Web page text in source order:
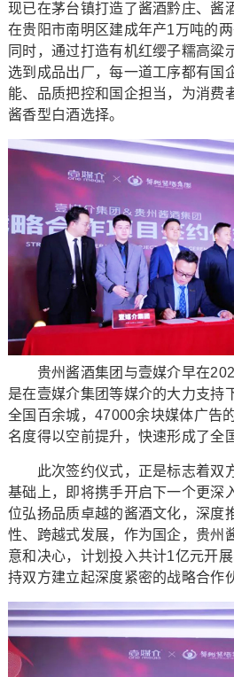
现已在茅台镇打造了酱酒黔庄、酱
在贵阳市南明区建成年产1万吨的
同时，通过打造有机红缨子糯高粱
选到成品出厂，每一道工序都有国
能、品质把控和国企担当，为消费
酱香型白酒选择。
贵州酱酒集团与壹媒介早在
是在壹媒介集团等媒介的大力支持
全国百余城，47000余块媒体广告
名度得以空前提升，快速形成了全
此次签约仪式，正是标志着双
基础上，即将携手开启下一个更深
位弘扬品质卓越的酱酒文化，深度
性、跨越式发展，作为国企，贵州
意和决心，计划投入共计1亿元开
持双方建立起深度紧密的战略合作